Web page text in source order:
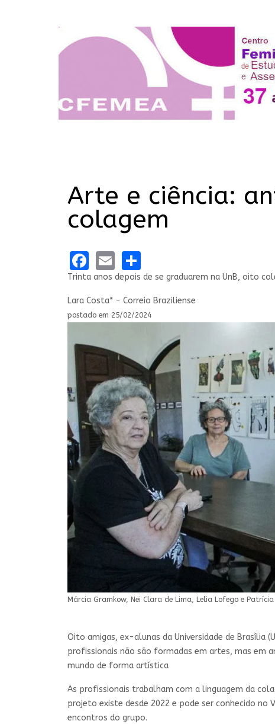
Arte e ciência:
colagem
Facebook
Email
Trinta anos depois de se graduarem na UnB, oito
Lara Costa* - Correio Braziliense
postado em 25/02/2024
Márcia Gramkow, Nei Clara de Lima, Lelia Lofego e
Oito amigas, ex-alunas da Universidade de Brasília
profissionais não são formadas em artes, mas em
mundo de forma artística
As profissionais trabalham com a linguagem da
projeto existe desde 2022 e pode ser conhecido
encontros do grupo.